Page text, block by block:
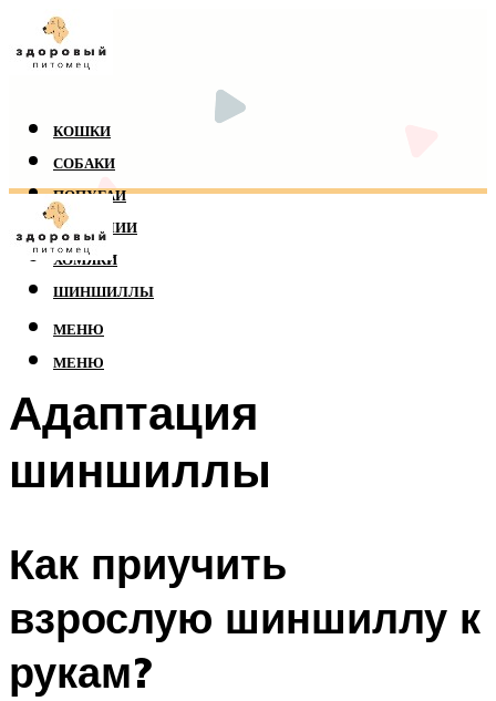
КОШКИ
СОБАКИ
ПОПУГАИ
РЕПТИЛИИ
ХОМЯКИ
ШИНШИЛЛЫ
МЕНЮ
МЕНЮ
Адаптация
шиншиллы
Как приучить
взрослую шиншиллу к
рукам?